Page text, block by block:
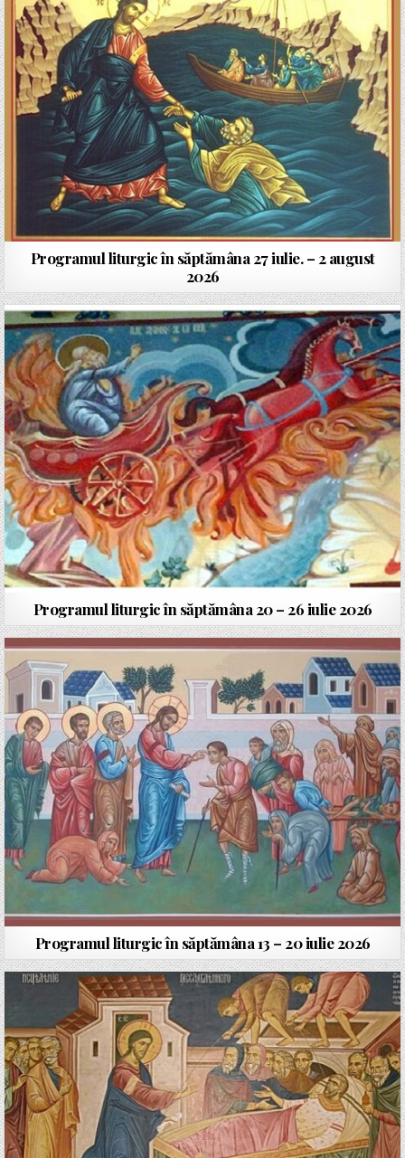
Programul liturgic în săptămâna 27 iulie. – 2 august
2026
Programul liturgic în săptămâna 20 – 26 iulie 2026
Programul liturgic în săptămâna 13 – 20 iulie 2026